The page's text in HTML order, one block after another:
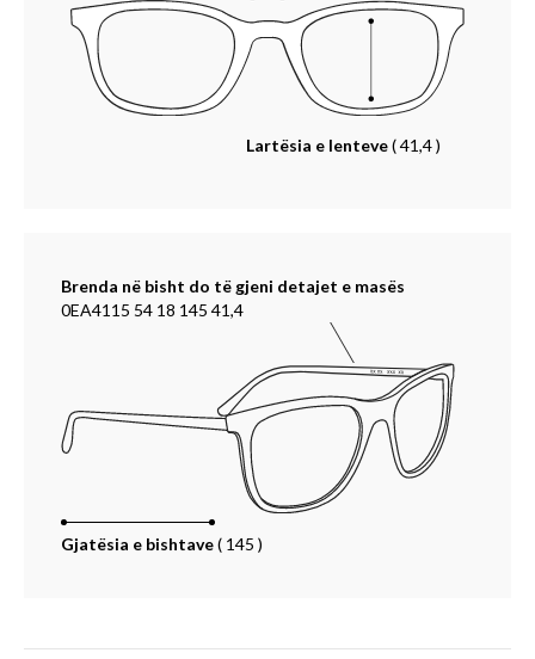
Lartësia e lenteve( 41,4 )
Brenda në bisht do të gjeni detajet e masës
0EA4115 54 18 145 41,4
Gjatësia e bishtave( 145 )